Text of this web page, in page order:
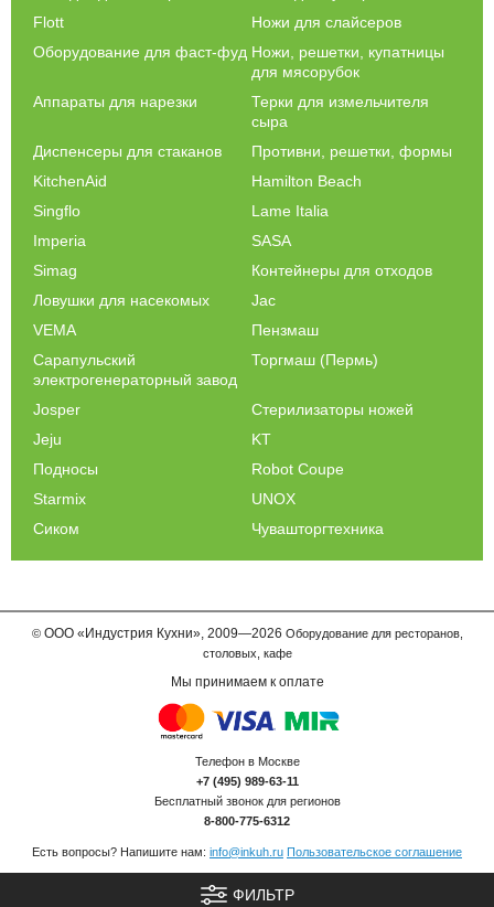
ФИЛЬТР
Flott
Ножи для слайсеров
Оборудование для фаст-фуд Ножи, решетки, купатницы
для мясорубок
Аппараты для нарезки
Терки для измельчителя
сыра
Диспенсеры для стаканов
Противни, решетки, формы
KitchenAid
Hamilton Beach
Singflo
Lame Italia
Imperia
SASA
Simag
Контейнеры для отходов
Ловушки для насекомых
Jac
VEMA
Пензмаш
Сарапульский
электрогенераторный завод
Торгмаш (Пермь)
Josper
Стерилизаторы ножей
Jeju
KT
Подносы
Robot Coupe
Starmix
UNOX
Сиком
Чувашторгтехника
© ООО «Индустрия Кухни»,2009—2026 Оборудование для ресторанов,
столовых, кафе
Мы принимаем к оплате
Телефон в Москве
+7 (495) 989-63-11
Бесплатный звонок для регионов
8-800-775-6312
Есть вопросы? Напишите нам: info@inkuh.ru Пользовательское соглашение